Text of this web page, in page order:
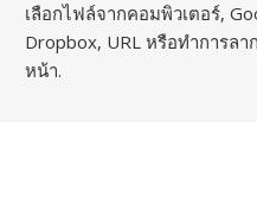
เลือกไฟล์จากคอมพิวเตอร์,
Dropbox, URL หรือทำการล
หน้า.